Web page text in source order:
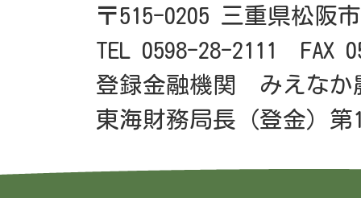
〒515-0205 三重県松阪
TEL 0598-28-2111 FAX
登録金融機関 みえなか
東海財務局長（登金）第